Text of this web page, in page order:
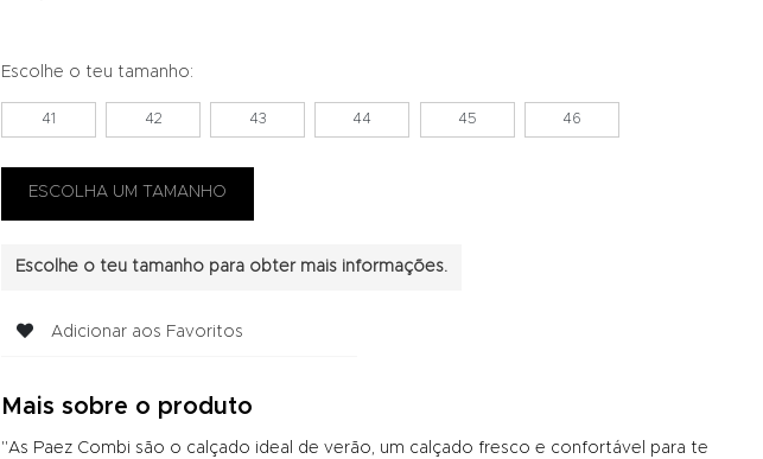
Escolhe o teu tamanho:
41 42 43 44 45 46
Escolhe o teu tamanho para obter mais informações.
Adicionar aos Favoritos
Mais sobre o produto
"As Paez Combi são o calçado ideal de verão, um calçado fresco e confortável para te